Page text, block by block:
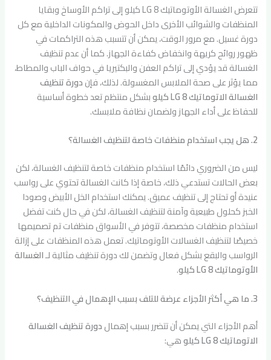
تتعرض الغسالة الأوتوماتيك LG 8 كيلو إلى تراكم الأوساخ وبقايا
المنظفات والشوائب الأخرى داخل الحوض والمكونات الداخلية مع كل
دورة غسيل. مع مرور الوقت، يمكن أن تتسبب هذه التراكمات في
ظهور روائح كريهة وانخفاض كفاءة الجهاز. كما أن عدم تنظيف
الغسالة قد يؤدي إلى تراكم العفن والبكتيريا في حواف الباب والمطاط،
مما يؤثر على صحة الملابس المغسولة. لذلك، فإندورة تنظيف
الغسالة الاتوماتيك LG 8 كيلو
بشكل منتظم تعد خطوة أساسية
للحفاظ على أداء الجهاز ولضمان نظافة ملابسك.
2. هل يجب استخدام منظفات خاصة لتنظيف الغسالة؟
ليس من الضروري دائمًا استخدام منظفات خاصة لتنظيف الغسالة، لكن
بعض الحالات تستدعي ذلك، خاصة إذا كانت الغسالة تحتوي على رواسب
عنيدة أو تحتاج إلى تنظيف عميق. يمكنك استخدام الخل الأبيض وصودا
الخبز كحلول طبيعية وآمنة لتنظيف الغسالة، لكن في حال كنت تفضل
استخدام منظفات مخصصة، تتوفر في الأسواق منظفات تم تصميمها
خصيصًا لتنظيف الغسالات الأوتوماتيك. تعمل هذه المنظفات على إزالة
الرواسب والبقع بشكل فعال وتضمن لك دورة تنظيف مثالية لـالغسالة
الأوتوماتيك LG 8 كيلو
.
3. ما هي أكثر الأجزاء عرضة للتلف بسبب الإهمال في التنظيف؟
أهم الأجزاء التي يمكن أن تتضرر بسبب إهمالدورة تنظيف الغسالة
الاتوماتيك LG 8 كيلو
هي: